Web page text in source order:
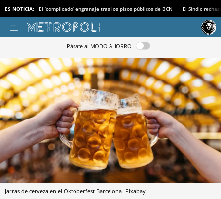
ES NOTICIA: El ‘complicado’ engranaje tras los pisos públicos de BCN El Síndic
Pásate al MODO AHORRO
Jarras de cerveza en el Oktoberfest Barcelona Pixabay